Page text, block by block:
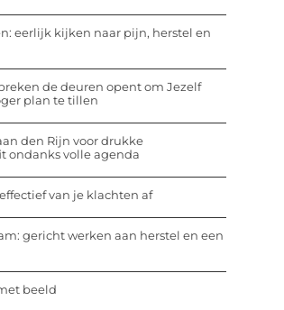
eerlijk kijken naar pijn, herstel en
de deuren opent om Jezelf
plan te tillen
den Rijn voor drukke
ondanks volle agenda
van je klachten af
gericht werken aan herstel en een
beeld